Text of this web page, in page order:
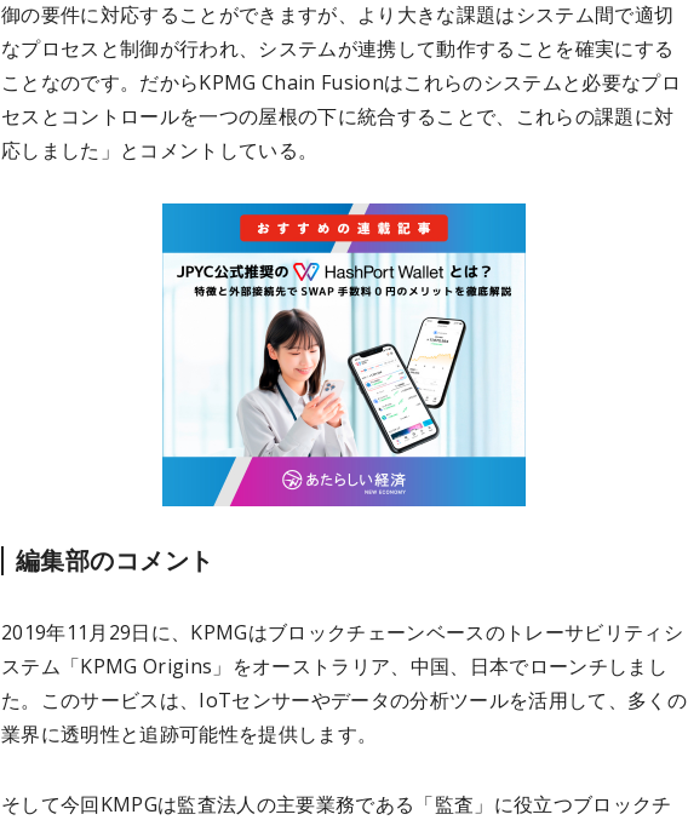
御の要件に対応することができますが、より大きな課題はシステム間で適切
なプロセスと制御が行われ、システムが連携して動作することを確実にする
ことなのです。だからKPMG Chain Fusionはこれらのシステムと必要なプロ
セスとコントロールを一つの屋根の下に統合することで、これらの課題に対
応しました」とコメントしている。
編集部のコメント
2019年11月29日に、KPMGはブロックチェーンベースのトレーサビリティシ
ステム「KPMG Origins」をオーストラリア、中国、日本でローンチしまし
た。このサービスは、IoTセンサーやデータの分析ツールを活用して、多くの
業界に透明性と追跡可能性を提供します。
そして今回KMPGは監査法人の主要業務である「監査」に役立つブロックチ